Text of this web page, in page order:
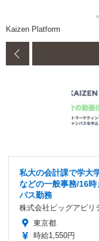
Kaizen Platform
私大の会計課で学大
などの一般事務/16
パス勤務
株式会社ビッグアビリ
東京都
時給1,550円